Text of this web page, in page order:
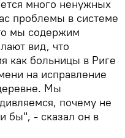
много ненужных
проблемы в системе
мы содержим
вид, что
как больницы в Риге
на исправление
Мы
почему не
бы", - сказал он в